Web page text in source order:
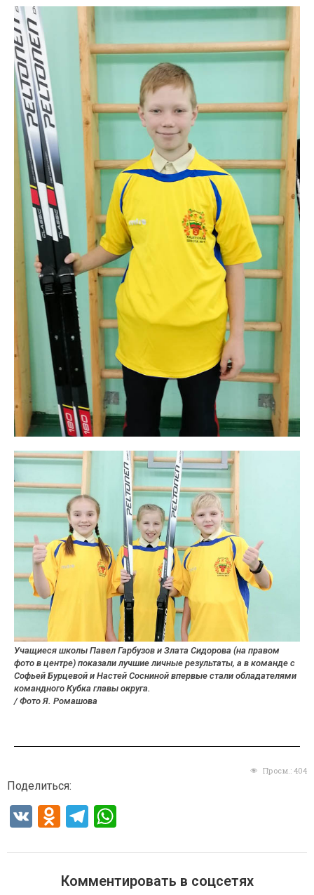
Учащиеся школы Павел Гарбузов и Злата Сидорова (на правом
фото в центре) показали лучшие личные результаты, а в команде с
Софьей Бурцевой и Настей Сосниной впервые стали обладателями
командного Кубка главы округа.
/ Фото Я. Ромашова
Просм.: 404
Поделиться:
V
O
o
T
gr s
Комментировать в соцсетях